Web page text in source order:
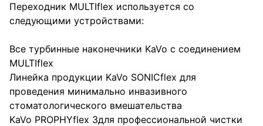
Переходник MULTIflex используется со
следующими устройствами:
Все турбинные наконечники KaVo с соединением
MULTIflex
Линейка продукции KaVo SONICflex для
проведения минимально инвазивного
стоматологического вмешательства
KaVo PROPHYflex 3для профессиональной чистки